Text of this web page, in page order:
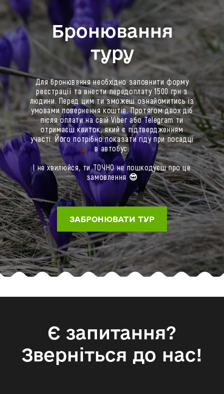
зможеш ознайомитись далі, на сторінці
бронювання туру.
відправлення та прибуття групи та підбери
собі залізничні квитки згідно розкладу туру.
Придбати їх без комісії можна:
● На офіційному сайті Укрзалізниці:ТУТ!
● Через офіційний додаток Укрзалізниці для
AndroidабоiOS
Будь-яка подорож Україною варта купівлі
квитків на потяг. Тим паче із нами 😉
А якщо раптом тине маєш часу купляти
квиткиабоне вмієш цього робити,то ми
можемо зробити це за тебе! Для цього
заповни форму нижче, наш менеджер
зв'яжеться із тобою та запропонує свою
допомогу
ФОРМА ДЛЯ ДОПОМОГИ ІЗ КВИТКАМИ!
інформацію: держномер і фото автобусу,
місце посадки, телефон гіда, список
необхідних речей та інше.
Бронювання
туру
Для бронювання необхідно заповнити форму
реєстрації та внести передоплату 1500 грн з
людини. Перед цим ти зможеш ознайомитись із
умовами повернення коштів. Протягом двох діб
після оплати на свій Viber або Telegram ти
отримаєш квиток, який є підтвердженням
участі. Його потрібно показати гіду при посадці
в автобус.
І не хвилюйся, ти ТОЧНО не пошкодуєш про це
замовлення 😎
ЗАБРОНЮВАТИ ТУР
Є запитання?
Зверніться до нас!